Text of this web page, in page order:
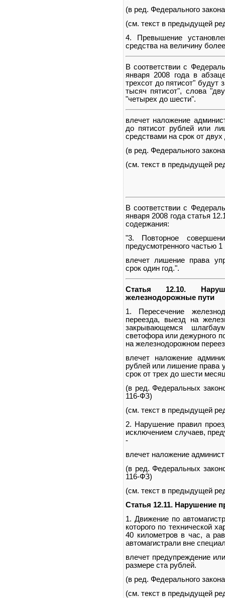
(в ред. Федерального
(см. текст в предыдущей
4. Превышение
средства на величину
В соответствии с
января 2008 года в
трехсот до пятисот"
тысяч пятисот", слова
"четырех до шести".
влечет наложение
до пятисот рублей или
средствами на срок от
(в ред. Федерального
(см. текст в предыдущей
В соответствии с
января 2008 года статья
содержания:
"3. Повторное
предусмотренного частью
влечет лишение права
срок один год.".
Статья 12.10.
железнодорожные пути
1. Пересечение
переезда, выезд на
закрывающемся
светофора или дежурного
на железнодорожном
влечет наложение
рублей или лишение права
срок от трех до шести
(в ред. Федеральных
116-ФЗ)
(см. текст в предыдущей
2. Нарушение правил
исключением случаев,
-
влечет наложение
(в ред. Федеральных
116-ФЗ)
(см. текст в предыдущей
Статья 12.11. Нарушение
1. Движение по
которого по технической
40 километров в час, а
автомагистрали вне
влечет предупреждение
размере ста рублей.
(в ред. Федерального
(см. текст в предыдущей